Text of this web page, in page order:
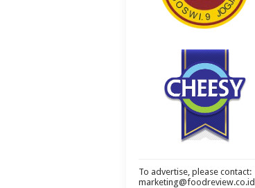
To advertise, please contact:
marketing@foodreview.co.id